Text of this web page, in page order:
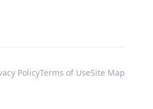
PolicyTerms of UseSite Map